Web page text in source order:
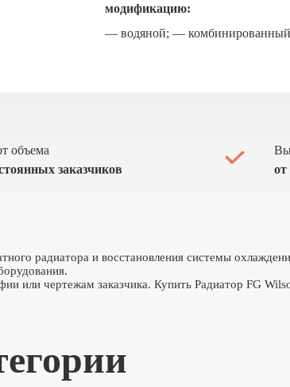
модификацию:
— водяной; —
объема
заказчиков
от
радиатора и восстановления системы
или чертежам заказчика. Купить Радиатор FG